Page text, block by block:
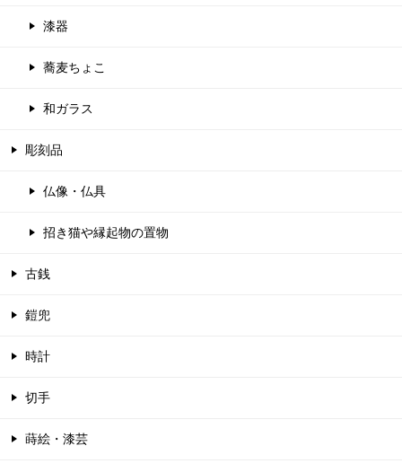
漆器
蕎麦ちょこ
和ガラス
彫刻品
仏像・仏具
招き猫や縁起物の置物
古銭
鎧兜
時計
切手
蒔絵・漆芸